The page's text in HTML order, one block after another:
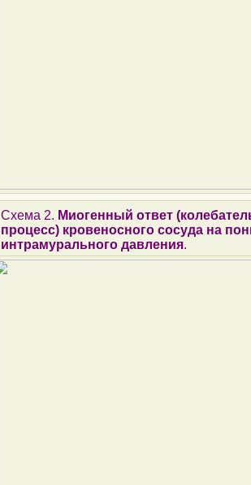
Схема 2. Миогенный ответ
процесс) кровеносного сосуда на
интрамурального давления.